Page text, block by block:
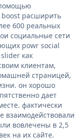
расширить
600 реальных
социальные сети
powr social
как
клиентам,
страницей,
он хорошо
дает
фактически
взаимодействовали
вовлечены в 2,5
на их сайте.